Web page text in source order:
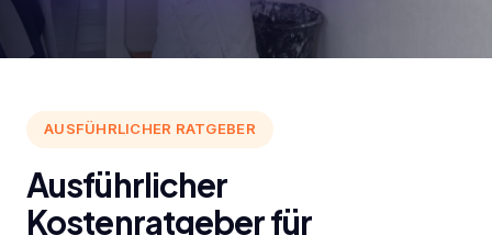
AUSFÜHRLICHER RATGEBER
Ausführlicher
Kostenratgeber für